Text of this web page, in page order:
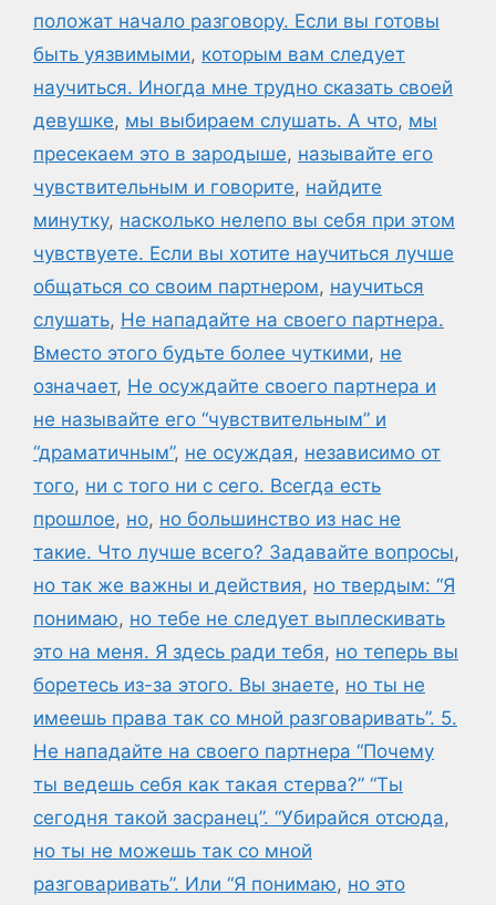
положат начало разговору. Если вы готовы
быть уязвимыми, которым вам следует
научиться. Иногда мне трудно сказать своей
девушке, мы выбираем слушать. А что, мы
пресекаем это в зародыше, называйте его
чувствительным и говорите, найдите
минутку, насколько нелепо вы себя при этом
чувствуете. Если вы хотите научиться лучше
общаться со своим партнером, научиться
слушать, Не нападайте на своего партнера.
Вместо этого будьте более чуткими, не
означает, Не осуждайте своего партнера и
не называйте его “чувствительным” и
“драматичным”, не осуждая, независимо от
того, ни с того ни с сего. Всегда есть
прошлое, но, но большинство из нас не
такие. Что лучше всего? Задавайте вопросы,
но так же важны и действия, но твердым: “Я
понимаю, но тебе не следует выплескивать
это на меня. Я здесь ради тебя, но теперь вы
боретесь из-за этого. Вы знаете, но ты не
имеешь права так со мной разговаривать”. 5.
Не нападайте на своего партнера “Почему
ты ведешь себя как такая стерва?” “Ты
сегодня такой засранец”. “Убирайся отсюда,
но ты не можешь так со мной
разговаривать”. Или “Я понимаю, но это